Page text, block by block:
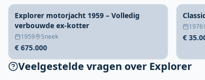
Explorer motorjacht 1959 – Volledig
verbouwde ex-kotter
1959 Sneek
€ 675.000
1976
€
Veelgestelde vragen over Explorer